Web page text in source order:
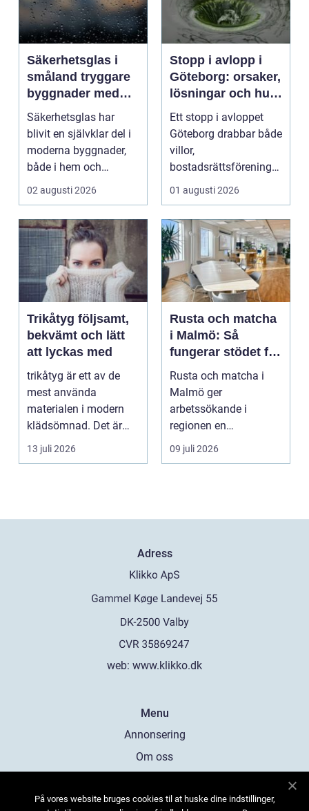
Säkerhetsglas i
småland tryggare
byggnader med
smarta
glaslösningar
Säkerhetsglas har
blivit en självklar del i
moderna byggnader,
både i hem och
offentliga miljöer. I ...
02 augusti 2026
Stopp i avlopp i
Göteborg: orsaker,
lösningar och hur
problem kan
undvikas
Ett stopp i avloppet
Göteborg drabbar både
villor,
bostadsrättsföreningar
och h...
01 augusti 2026
Trikåtyg följsamt,
bekvämt och lätt
att lyckas med
trikåtyg är ett av de
mest använda
materialen i modern
klädsömnad. Det är
mjukt, elastiskt och
formb...
13 juli 2026
Rusta och matcha
i Malmö: Så
fungerar stödet för
dig som söker
jobb
Rusta och matcha i
Malmö ger
arbetssökande i
regionen en
strukturerad och
personlig vä...
09 juli 2026
Adress
web: www.klikko.dk
Menu
Annonsering
Om oss
Kontakta oss
På vores website bruges cookies til at huske dine indstillinger,